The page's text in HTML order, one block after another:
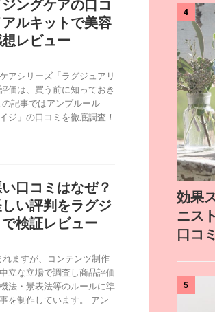
ングケアの口コ
ルキットで美容
レビュー
アシリーズ「ラグジュアリ
価は、買う前に知っておき
記事ではアンプルール
ジ」の口コミを徹底調査！
口コミはなぜ？
い評判をラグジ
検証レビュー
ますが、コンテンツ制作
立な立場で調査し商品評価
法・景表法等のルールに準
を制作しています。 アン
4
効果
ニス
口コ
5